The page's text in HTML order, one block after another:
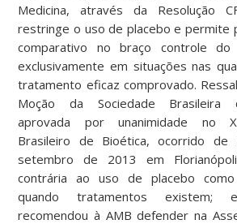
Medicina, através da Resolução
restringe o uso de placebo e permite
comparativo no braço controle do
exclusivamente em situações nas
tratamento eficaz comprovado.
Moção da Sociedade Brasileira
aprovada por unanimidade no
Brasileiro de Bioética, ocorrido
setembro de 2013 em
contrária ao uso de placebo como
quando tratamentos existem;
recomendou à AMB defender na